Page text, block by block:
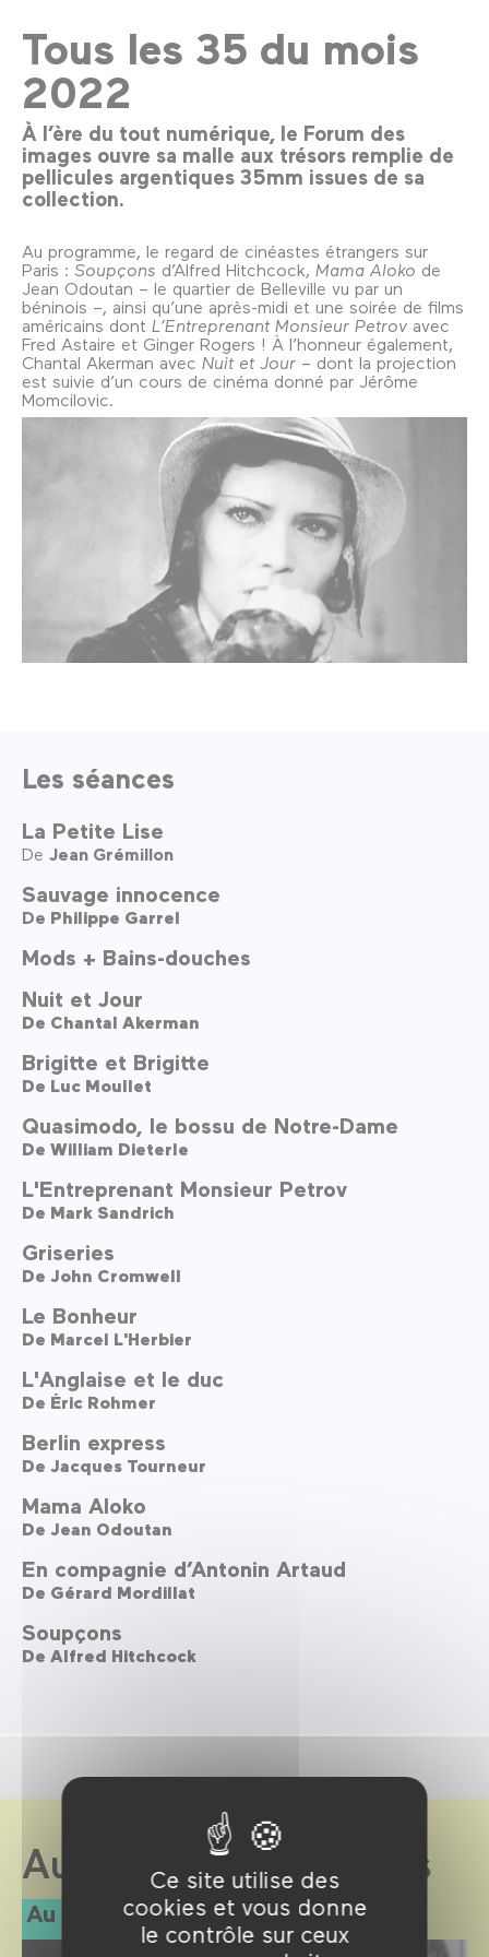
Ce site utilise des
cookies et vous donne
le contrôle sur ceux
Tous les 35 du mois
2022
À l’ère du tout numérique, le Forum des
images ouvre sa malle aux trésors remplie de
pellicules argentiques 35mm issues de sa
collection.
Au programme, le regard de cinéastes étrangers sur
Paris : Soupçons d’Alfred Hitchcock, Mama Aloko de
Jean Odoutan – le quartier de Belleville vu par un
béninois –, ainsi qu’une après-midi et une soirée de films
américains dont L’Entreprenant Monsieur Petrov avec
Fred Astaire et Ginger Rogers ! À l’honneur également,
Chantal Akerman avec Nuit et Jour – dont la projection
est suivie d’un cours de cinéma donné par Jérôme
Momcilovic.
Les séances
La Petite Lise
De Jean Grémillon
Sauvage innocence
De Philippe Garrel
Mods + Bains-douches
Nuit et Jour
De Chantal Akerman
Brigitte et Brigitte
De Luc Moullet
Quasimodo, le bossu de Notre-Dame
De William Dieterle
L'Entreprenant Monsieur Petrov
De Mark Sandrich
Griseries
De John Cromwell
Le Bonheur
De Marcel L'Herbier
L'Anglaise et le duc
De Éric Rohmer
Berlin express
De Jacques Tourneur
Mama Aloko
De Jean Odoutan
En compagnie d’Antonin Artaud
De Gérard Mordillat
Soupçons
De Alfred Hitchcock
Au Forum des images
Au programme